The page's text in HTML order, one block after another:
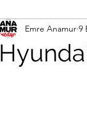
Emre Anamur 9